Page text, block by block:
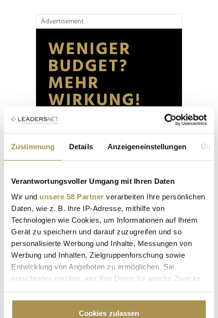
Zustimmung Details Anzeigeneinstellungen
Verantwortungsvoller Umgang mit Ihren Daten
Wir und unsere 58 Partner verarbeiten Ihre persönlichen
Daten, wie z. B. Ihre IP-Adresse, mithilfe von
Technologien wie Cookies, um Informationen auf Ihrem
Gerät zu speichern und darauf zuzugreifen und so
personalisierte Werbung und Inhalte, Messungen von
Werbung und Inhalten, Zielgruppenforschung sowie
Entwicklung von Angeboten zu ermöglichen. Sie
entscheiden darüber, wer Ihre Daten für welche Zwecke
Cookie-Erklärung oder durch Klicken auf das Privacy
Trigger Symbol ändern oder widerrufen
Cookies zulassen
Advertisement